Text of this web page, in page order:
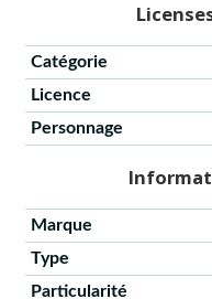
Catégorie
Licence
Personnage
Marque
Type
Particularité